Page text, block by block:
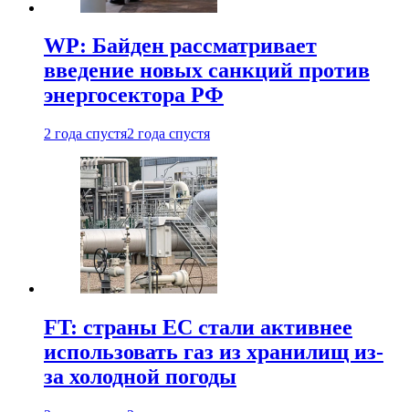
WP: Байден рассматривает
введение новых санкций против
энергосектора РФ
2 года спустя2 года спустя
FT: страны ЕС стали активнее
использовать газ из хранилищ из-
за холодной погоды